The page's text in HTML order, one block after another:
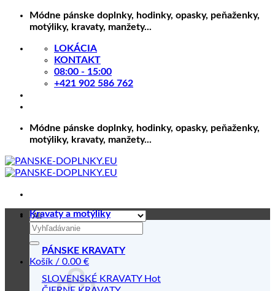
Skip
Módne pánske doplnky, hodinky, opasky, peňaženky,
motýliky, kravaty, manžety...
LOKÁCIA
KONTAKT
08:00 - 15:00
+421 902 586 762
Módne pánske doplnky, hodinky, opasky, peňaženky,
motýliky, kravaty, manžety...
Hľadať:
Košík / 0.00 €
Kravaty a motýliky
PÁNSKE KRAVATY
SLOVENSKÉ KRAVATY